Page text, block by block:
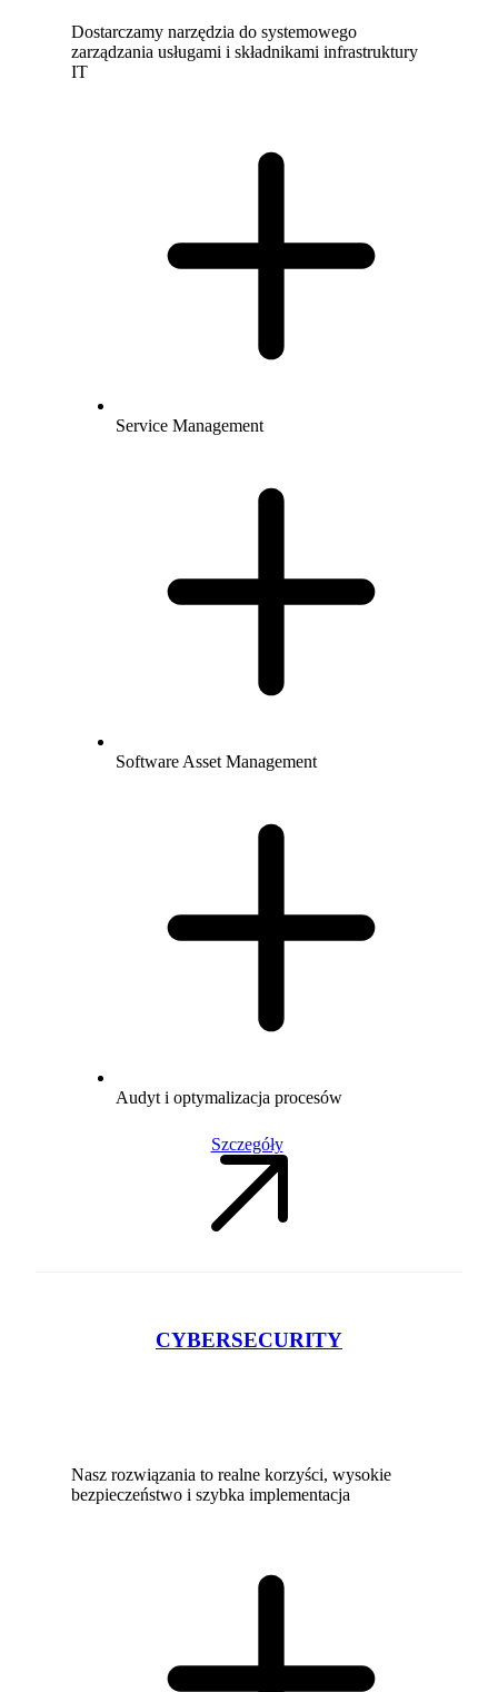
Dostarczamy narzędzia do systemowego
zarządzania usługami i składnikami infrastruktury
IT
Service Management
Software Asset Management
Audyt i optymalizacja procesów
Szczegóły
CYBERSECURITY
Nasz rozwiązania to realne korzyści, wysokie
bezpieczeństwo i szybka implementacja